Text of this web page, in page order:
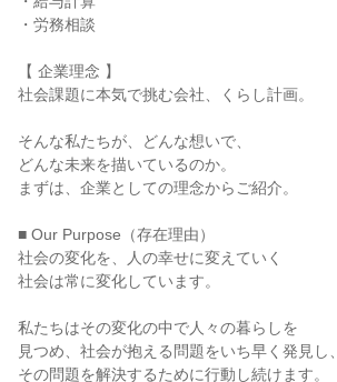
・労務相談
【 企業理念 】
社会課題に本気で挑む会社、くらし計画。
そんな私たちが、どんな想いで、
どんな未来を描いているのか。
まずは、企業としての理念からご紹介。
■ Our Purpose（存在理由）
社会の変化を、人の幸せに変えていく
社会は常に変化しています。
私たちはその変化の中で人々の暮らしを
見つめ、社会が抱える問題をいち早く発見し、
その問題を解決するために行動し続けます。